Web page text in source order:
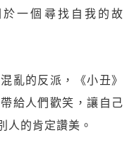
一個尋找自我的故
亂的反派，《小丑》
給人們歡笑，讓自己
人的肯定讚美。